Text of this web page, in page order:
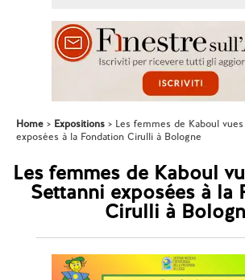
Home Expositions
Les femmes de Kaboul
exposées à la Fondation Cirulli à Bologne
Les femmes de Kaboul
Settanni exposées à la
Cirulli à